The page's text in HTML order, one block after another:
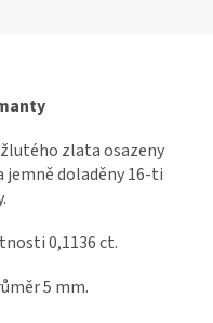
zlata osazeny
doladěny 16-ti
0,1136 ct.
5 mm.